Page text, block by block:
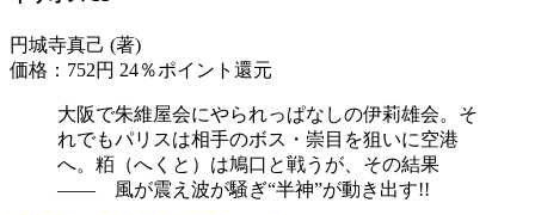
円城寺真己 (著)
価格：752円 24％ポイント還元
大阪で朱維屋会にやられっぱなしの伊莉雄会。そ
れでもパリスは相手のボス・崇目を狙いに空港
へ。粨（へくと）は鳩口と戦うが、その結果
―― 風が震え波が騒ぎ“半神”が動き出す!!